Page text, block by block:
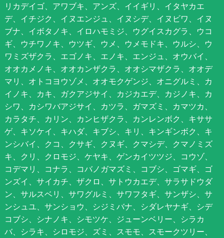
リカデイゴ、アワブキ、アンズ、イイギリ、イタヤカエ
デ、イチジク、イヌエンジュ、イヌシデ、イヌビワ、イヌ
ブナ、イボタノキ、イロハモミジ、ウグイスカグラ、ウコ
ギ、ウチワノキ、ウツギ、ウメ、ウメモドキ、ウルシ、ウ
ワミズザクラ、エゴノキ、エノキ、エンジュ、オウバイ、
オオカメノキ、オオカンザクラ、オオシマザクラ、オオデ
マリ、オトコヨウゾメ、オオモクゲンジ、オニグルミ、カ
イノキ、カキ、ガクアジサイ、カジカエデ、カジノキ、カ
シワ、カシワバアジサイ、カツラ、ガマズミ、カマツカ、
カラタチ、カリン、カンヒザクラ、カンレンボク、キササ
ゲ、キソケイ、キハダ、キブシ、キリ、キンギンボク、キ
ンシバイ、クコ、クサギ、クヌギ、クマシデ、クマノミズ
キ、クリ、クロモジ、ケヤキ、ゲンカイツツジ、コウゾ、
コデマリ、コナラ、コバノガマズミ、コブシ、ゴマギ、ゴ
ンズイ、サイカチ、ザクロ、サトウカエデ、サラサドウダ
ン、サルスベリ、サワグルミ、サワフタギ、サンザシ、サ
ンシュユ、サンショウ、シジミバナ、シダレヤナギ、シデ
コブシ、シナノキ、シモツケ、ジューンベリー、シラカ
バ、シラキ、シロモジ、ズミ、スモモ、スモークツリー、